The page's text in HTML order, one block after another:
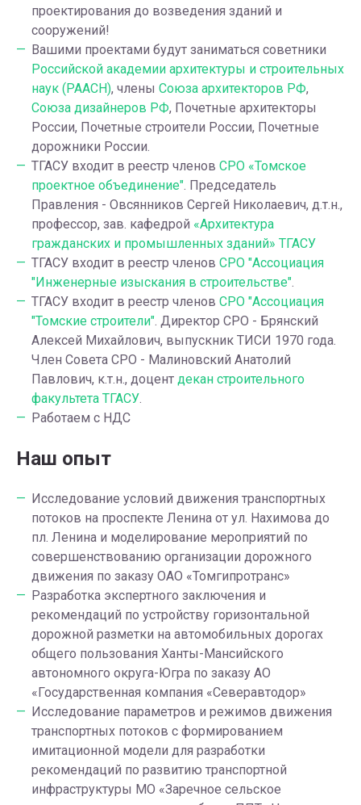
проектирования до возведения зданий и
сооружений!
Вашими проектами будут заниматься советники
Российской академии архитектуры и строительных
наук (РААСН), члены Союза архитекторов РФ,
Союза дизайнеров РФ, Почетные архитекторы
России, Почетные строители России, Почетные
дорожники России.
ТГАСУ входит в реестр членов СРО «Томское
проектное объединение". Председатель
Правления - Овсянников Сергей Николаевич, д.т.н.,
профессор, зав. кафедрой «Архитектура
гражданских и промышленных зданий» ТГАСУ
ТГАСУ входит в реестр членов СРО "Ассоциация
"Инженерные изыскания в строительстве".
ТГАСУ входит в реестр членов СРО "Ассоциация
"Томские строители". Директор СРО - Брянский
Алексей Михайлович, выпускник ТИСИ 1970 года.
Член Совета СРО - Малиновский Анатолий
Павлович, к.т.н., доцент декан строительного
факультета ТГАСУ.
Работаем с НДС
Наш опыт
Исследование условий движения транспортных
потоков на проспекте Ленина от ул. Нахимова до
пл. Ленина и моделирование мероприятий по
совершенствованию организации дорожного
движения по заказу ОАО «Томгипротранс»
Разработка экспертного заключения и
рекомендаций по устройству горизонтальной
дорожной разметки на автомобильных дорогах
общего пользования Ханты-Мансийского
автономного округа-Югра по заказу АО
«Государственная компания «Северавтодор»
Исследование параметров и режимов движения
транспортных потоков с формированием
имитационной модели для разработки
рекомендаций по развитию транспортной
инфраструктуры МО «Заречное сельское